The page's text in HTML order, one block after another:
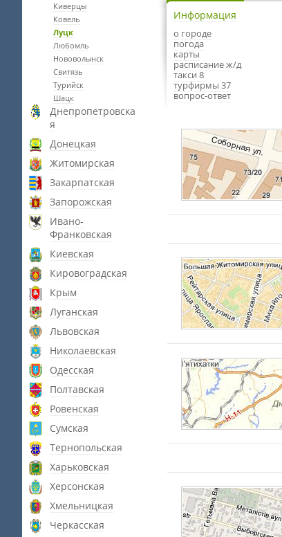
Киверцы
Ковель
Луцк
Любомль
Нововолынск
Свитязь
Турийск
Шацк
Днепропетровска
я
Донецкая
Житомирская
Закарпатская
Запорожская
Ивано-
Франковская
Киевская
Кировоградская
Крым
Луганская
Львовская
Николаевская
Одесская
Полтавская
Ровенская
Сумская
Тернопольская
Харьковская
Херсонская
Хмельницкая
Черкасская
Информация
о городе
погода
карты
расписание ж/д
такси 8
турфирмы 37
вопрос-ответ